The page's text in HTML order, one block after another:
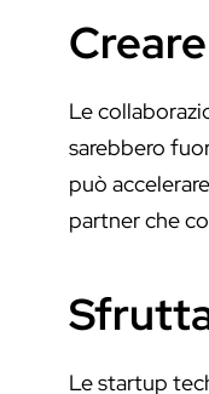
Le
sarebbero
può
partner che
Le startup